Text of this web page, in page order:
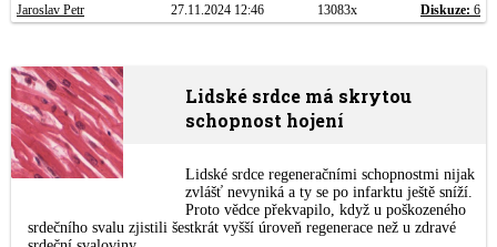
Jaroslav Petr 27.11.2024 12:46 13083x Diskuze: 6
Lidské srdce má skrytou
schopnost hojení
Lidské srdce regeneračními schopnostmi nijak
zvlášť nevyniká a ty se po infarktu ještě sníží.
Proto vědce překvapilo, když u poškozeného
srdečního svalu zjistili šestkrát vyšší úroveň regenerace než u zdravé